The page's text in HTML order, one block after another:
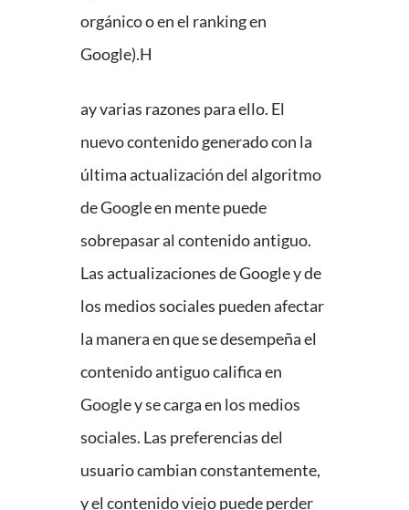
orgánico o en el ranking en
Google).H
ay varias razones para ello. El
nuevo contenido generado con la
última actualización del algoritmo
de Google en mente puede
sobrepasar al contenido antiguo.
Las actualizaciones de Google y de
los medios sociales pueden afectar
la manera en que se desempeña el
contenido antiguo califica en
Google y se carga en los medios
sociales. Las preferencias del
usuario cambian constantemente,
y el contenido viejo puede perder